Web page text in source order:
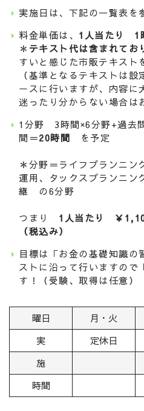
実施日は、下記の一覧表を
料金単価は、 1人当たり 1
＊ テキスト代は含まれてお
すいと感じた市販テキスト
（基準となるテキストは
ースに行いますが、内容に
迷ったり分からない場合は
1分野 3時間×6分野+過去
間＝20時間 を予定
＊分野＝ライフプランニ
運用、タックスプランニン
継 の6分野
つまり 1人当たり ￥
（税込み）
目標は「お金の基礎知識の
ストに沿って行いますので
す！（受験、取得は任意）
曜日 月・火
実
定休日
施
時間